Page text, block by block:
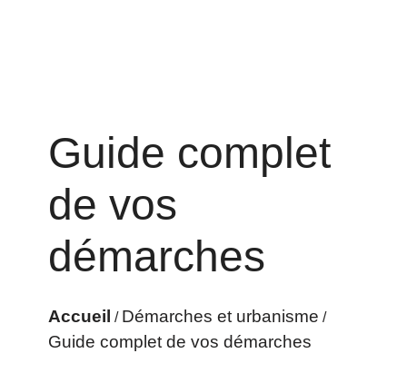
Guide complet
de vos
démarches
Accueil / Démarches et urbanisme /
Guide complet de vos démarches